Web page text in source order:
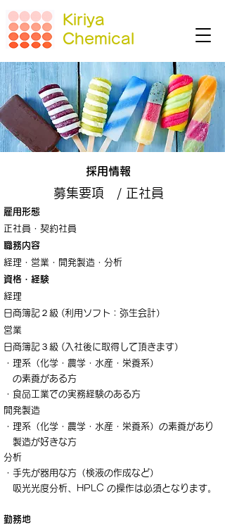
Kiriya
Chemical
採用情報
募集要項 / 正社員
雇用形態
正社員・契約社員
職務内容
経理・営業・開発製造・分析
資格・経験
経理
日商簿記２級 (利用ソフト：弥生会計）
営業
日商簿記３級 (入社後に取得して頂きます）
・理系（化学・農学・水産・栄養系）
の素養がある方
・食品工業での実務経験のある方
開発製造
・理系（化学・農学・水産・栄養系）の素養があり
製造が好きな方
分析
・手先が器用な方（検液の作成など）
吸光光度分析、HPLC の操作は必須となります。
勤務地